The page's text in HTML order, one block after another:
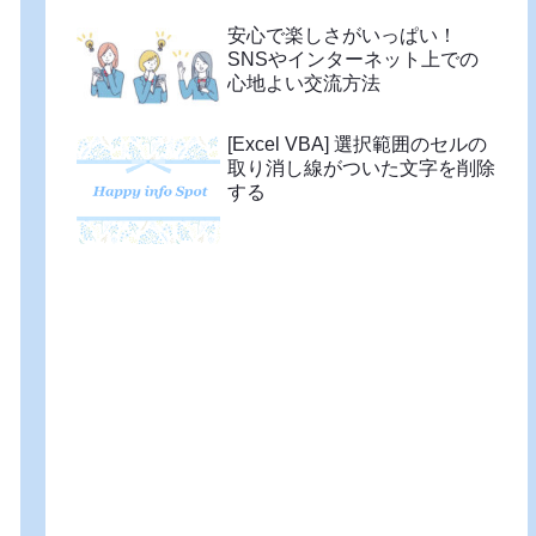
安心で楽しさがいっぱい！
SNSやインターネット上での
心地よい交流方法
[Excel VBA] 選択範囲のセルの
取り消し線がついた文字を削除
する